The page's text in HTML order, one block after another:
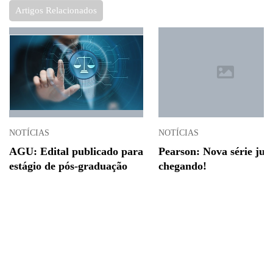
Artigos Relacionados
NOTÍCIAS
AGU: Edital publicado para
estágio de pós-graduação
NOTÍCIAS
Pearson: Nova série
chegando!